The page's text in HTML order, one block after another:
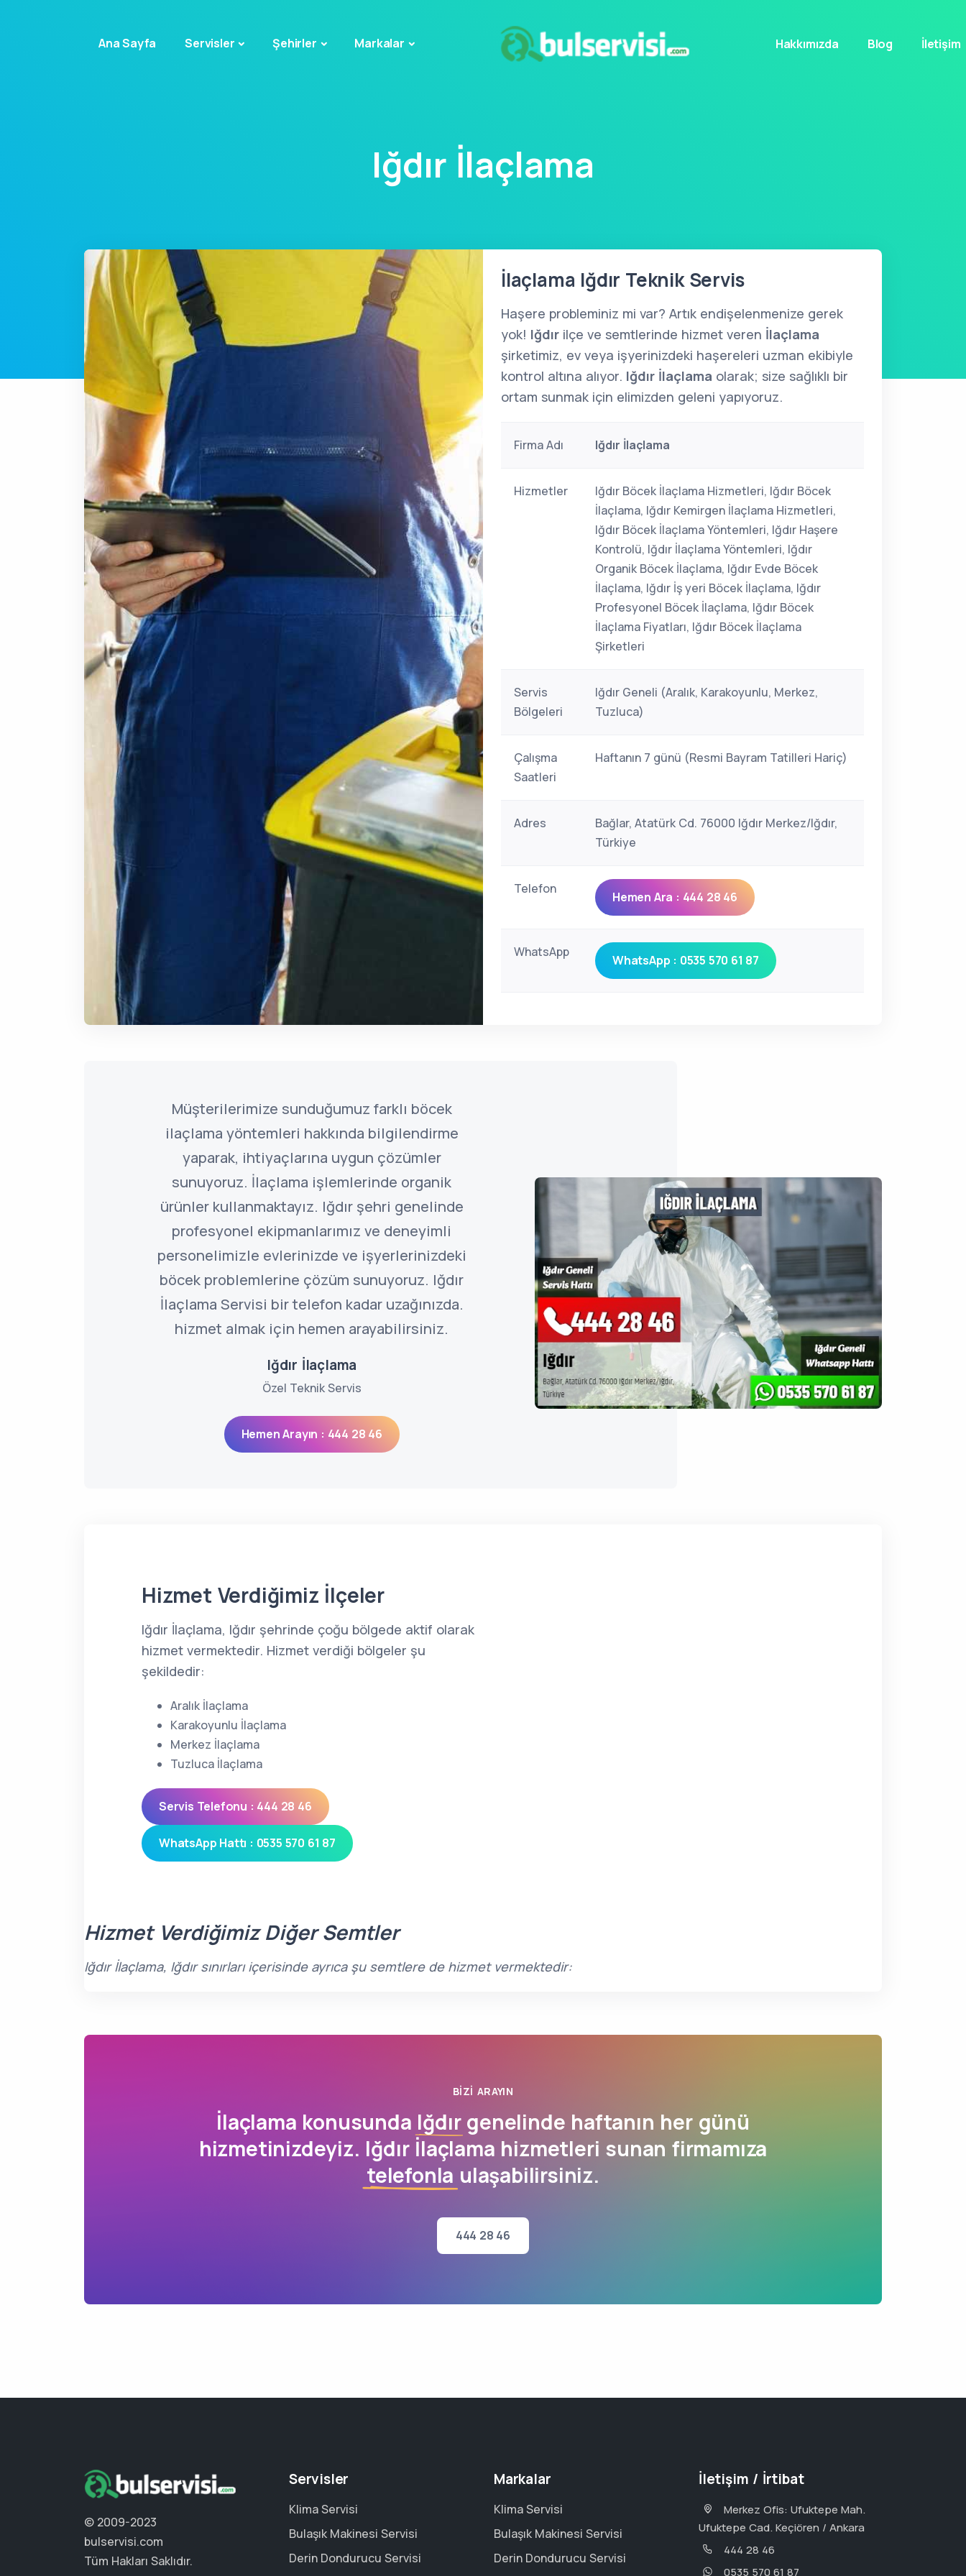
Ana Sayfa Servisler Şehirler Markalar Hakkımızda Blog İletişim
Iğdır İlaçlama
İlaçlama Iğdır Teknik Servis
Haşere probleminiz mi var? Artık endişelenmenize gerek
yok! Iğdır ilçe ve semtlerinde hizmet veren İlaçlama
şirketimiz, ev veya işyerinizdeki haşereleri uzman ekibiyle
kontrol altına alıyor. Iğdır İlaçlama olarak; size sağlıklı bir
ortam sunmak için elimizden geleni yapıyoruz.
Firma Adı Iğdır İlaçlama
Hizmetler
Iğdır Böcek İlaçlama Hizmetleri, Iğdır Böcek
İlaçlama, Iğdır Kemirgen İlaçlama Hizmetleri,
Iğdır Böcek İlaçlama Yöntemleri, Iğdır Haşere
Kontrolü, Iğdır İlaçlama Yöntemleri, Iğdır
Organik Böcek İlaçlama, Iğdır Evde Böcek
İlaçlama, Iğdır İş yeri Böcek İlaçlama, Iğdır
Profesyonel Böcek İlaçlama, Iğdır Böcek
İlaçlama Fiyatları, Iğdır Böcek İlaçlama
Şirketleri
Servis
Bölgeleri
Iğdır Geneli (Aralık, Karakoyunlu, Merkez,
Tuzluca)
Çalışma
Saatleri
Haftanın 7 günü (Resmi Bayram Tatilleri Hariç)
Adres
Bağlar, Atatürk Cd. 76000 Iğdır Merkez/Iğdır,
Türkiye
Telefon
Hemen Ara : 444 28 46
WhatsApp
WhatsApp : 0535 570 61 87
Müşterilerimize sunduğumuz farklı böcek
ilaçlama yöntemleri hakkında bilgilendirme
yaparak, ihtiyaçlarına uygun çözümler
sunuyoruz. İlaçlama işlemlerinde organik
ürünler kullanmaktayız. Iğdır şehri genelinde
profesyonel ekipmanlarımız ve deneyimli
personelimizle evlerinizde ve işyerlerinizdeki
böcek problemlerine çözüm sunuyoruz. Iğdır
İlaçlama Servisi bir telefon kadar uzağınızda.
hizmet almak için hemen arayabilirsiniz.
Iğdır İlaçlama
Özel Teknik Servis
Hemen Arayın : 444 28 46
Hizmet Verdiğimiz İlçeler
Iğdır İlaçlama, Iğdır şehrinde çoğu bölgede aktif olarak
hizmet vermektedir. Hizmet verdiği bölgeler şu
şekildedir:
Aralık İlaçlama
Karakoyunlu İlaçlama
Merkez İlaçlama
Tuzluca İlaçlama
Servis Telefonu : 444 28 46
WhatsApp Hattı : 0535 570 61 87
Hizmet Verdiğimiz Diğer Semtler
Iğdır İlaçlama, Iğdır sınırları içerisinde ayrıca şu semtlere de hizmet vermektedir:
BIZI ARAYIN
İlaçlama konusunda Iğdırgenelinde haftanın her günü
hizmetinizdeyiz. Iğdır İlaçlama hizmetleri sunan firmamıza
telefonla ulaşabilirsiniz.
444 28 46
© 2009-2023
bulservisi.com
Tüm Hakları Saklıdır.
Servisler
Klima Servisi
Bulaşık Makinesi Servisi
Derin Dondurucu Servisi
Markalar
Klima Servisi
Bulaşık Makinesi Servisi
Derin Dondurucu Servisi
İletişim / İrtibat
Merkez Ofis: Ufuktepe Mah.
Ufuktepe Cad. Keçiören / Ankara
444 28 46
0535 570 61 87